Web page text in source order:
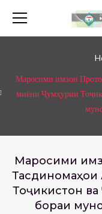
Маросими имзои
миёни Ҷумҳурии
Маросими
Тоҷикистон
бораи